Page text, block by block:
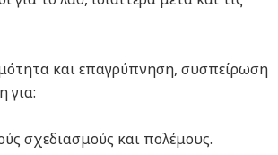
και επαγρύπνηση, συσπείρωση
για:
σχεδιασμούς και πολέμους.